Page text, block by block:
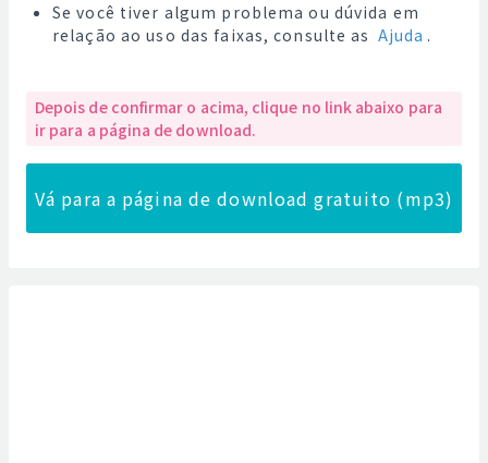
Se você tiver algum problema ou dúvida em
relação ao uso das faixas, consulte as Ajuda .
Depois de confirmar o acima, clique no link abaixo para
ir para a página de download.
Vá para a página de download gratuito (mp3)